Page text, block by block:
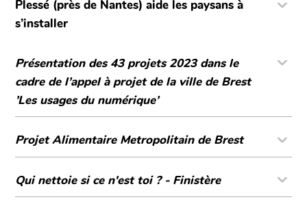
Plessé (près de Nantes) aide les paysans à
s’installer
Présentation des 43 projets 2023 dans le
cadre de l’appel à projet de la ville de Brest
’Les usages du numérique’
Projet Alimentaire Metropolitain de Brest
Qui nettoie si ce n'est toi ? - Finistère